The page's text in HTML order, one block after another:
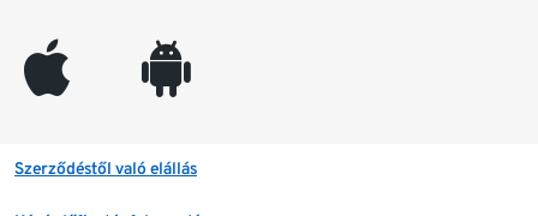
appleinc android
Szerződéstől való elállás